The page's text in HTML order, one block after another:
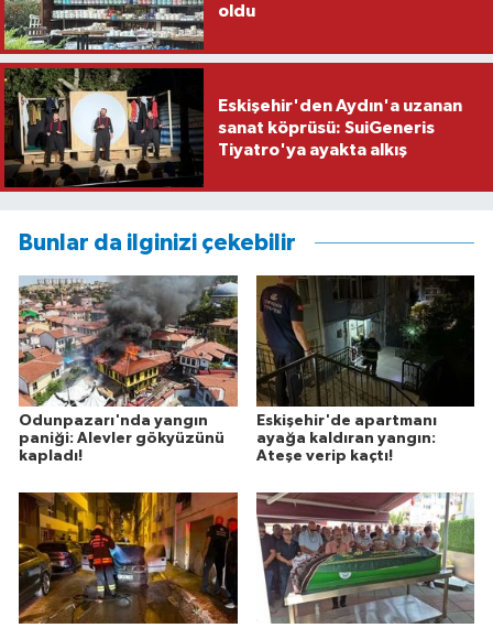
oldu
Eskişehir'den Aydın'a uzanan
sanat köprüsü: SuiGeneris
Tiyatro'ya ayakta alkış
Bunlar da ilginizi çekebilir
Odunpazarı'nda yangın
paniği: Alevler gökyüzünü
kapladı!
Eskişehir'de apartmanı
ayağa kaldıran yangın:
Ateşe verip kaçtı!